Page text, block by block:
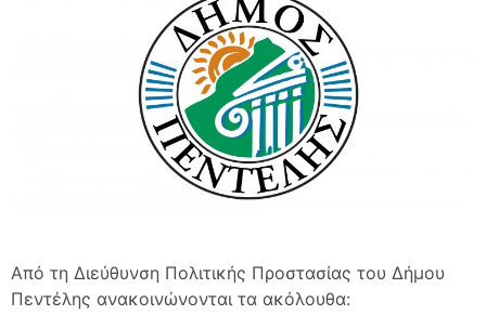
Από τη Διεύθυνση Πολιτικής Προστασίας του Δήμου
Πεντέλης ανακοινώνονται τα ακόλουθα: